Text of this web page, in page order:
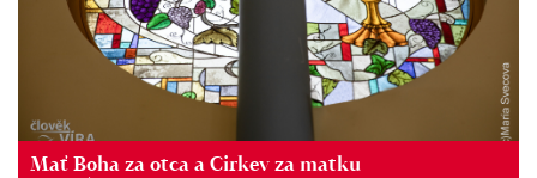
Mať Boha za otca a Cirkev za matku